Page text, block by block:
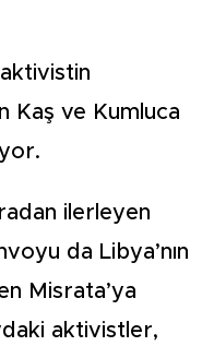
Kaş ve Kumluca
ilerleyen
da Libya’nın
Misrata’ya
aktivistler,